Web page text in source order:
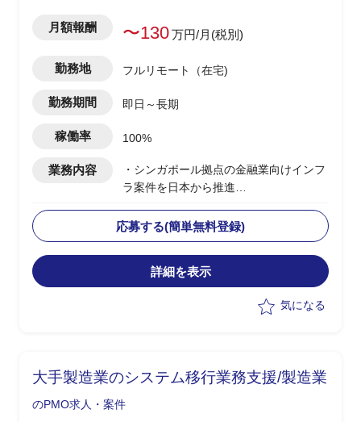
月額報酬 〜130万円/月(税別)
勤務地 フルリモート（在宅)
勤務期間 即日～長期
稼働率 100%
業務内容
・シンガポール拠点の金融業向けインフ
ラ案件を日本から推進
とコミュニケーションを取る
・複数PJの上流～環境構築までがスコー
プ
・英語での成果物作成/顧客内定例MTG
応募する(簡単無料登録)
詳細を表示
気になる
大手製造業のシステム移行業務支援/製造業
のPMO求人・案件